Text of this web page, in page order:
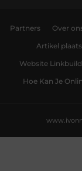
Partners Over
Artikel
Website
Hoe Kan Je